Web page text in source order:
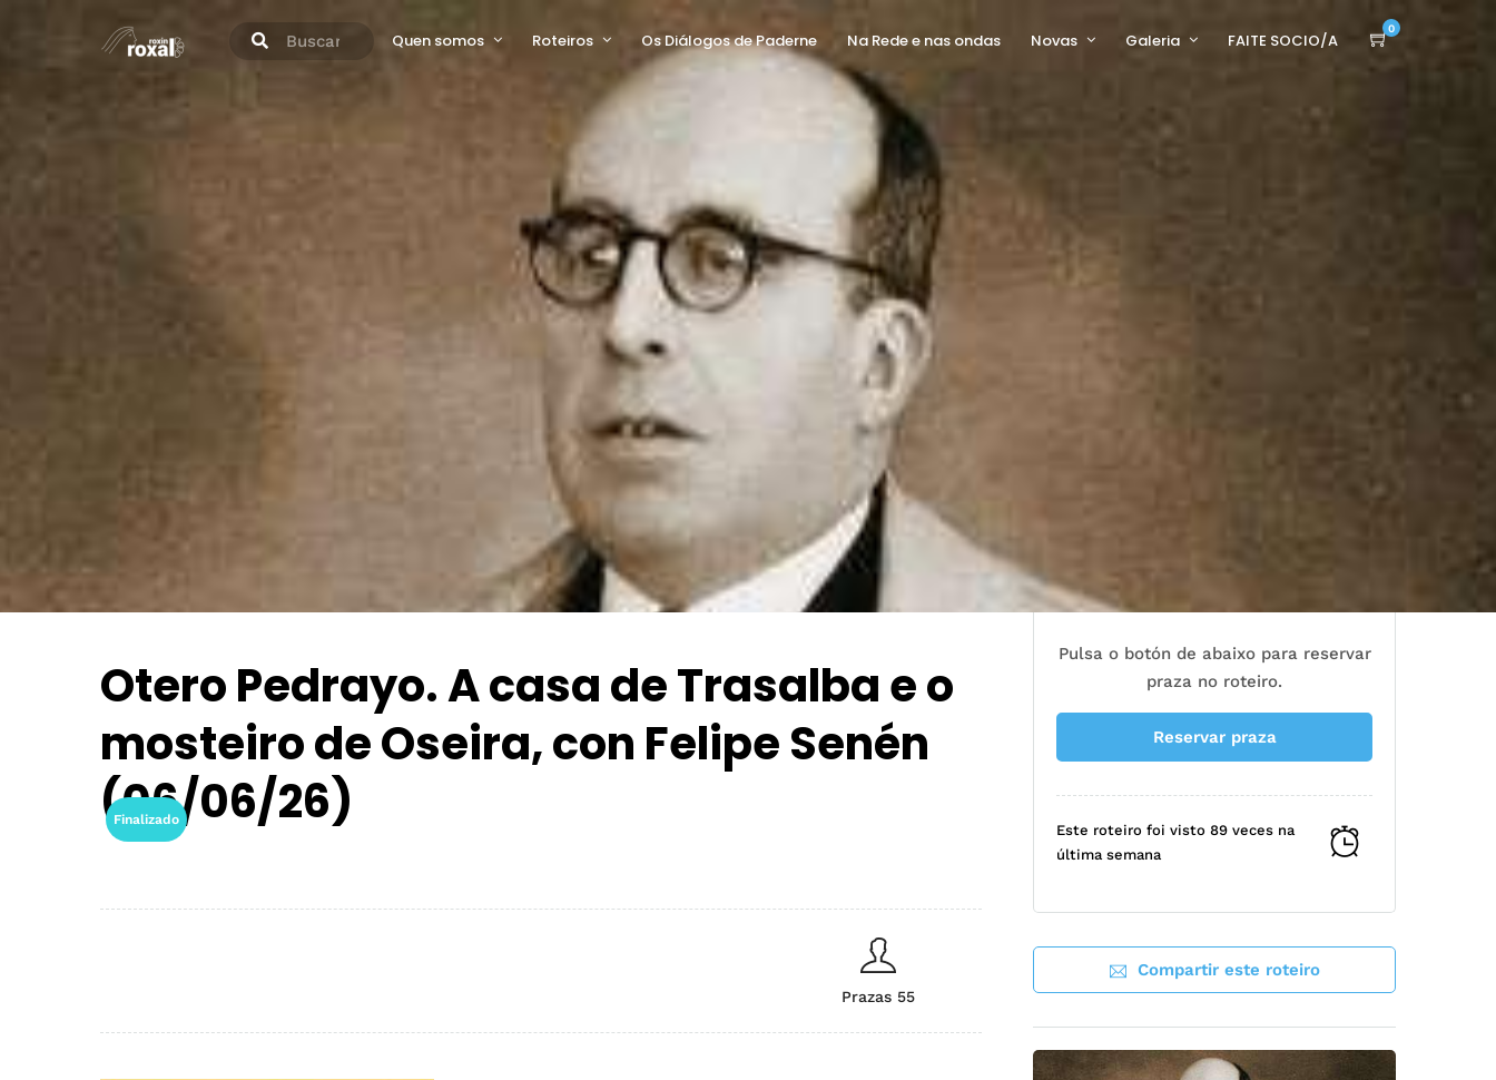
Quen somos Roteiros Os Diálogos de Paderne Na Rede e nas ondas Novas Galeria FAITE SOCIO/A
0
Pulsa o botón de abaixo para reservar
praza no roteiro.
Reservar praza
Este roteiro foi visto 89 veces na
última semana
Compartir este roteiro
Otero Pedrayo. A casa de Trasalba e o
mosteiro de Oseira, con Felipe Senén
(06/06/26)
Finalizado
Prazas 55